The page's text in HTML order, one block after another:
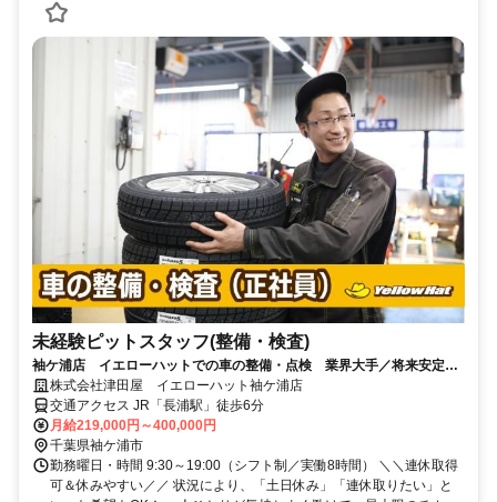
未経験ピットスタッフ(整備・検査)
袖ケ浦店 イエローハットでの車の整備・点検 業界大手／将来安定／
未経験から資格取得など働く環境◎
株式会社津田屋 イエローハット袖ケ浦店
交通アクセス JR「長浦駅」徒歩6分
月給219,000円～400,000円
千葉県袖ケ浦市
勤務曜日・時間 9:30～19:00（シフト制／実働8時間） ＼＼連休取得
可＆休みやすい／／ 状況により、「土日休み」「連休取りたい」と